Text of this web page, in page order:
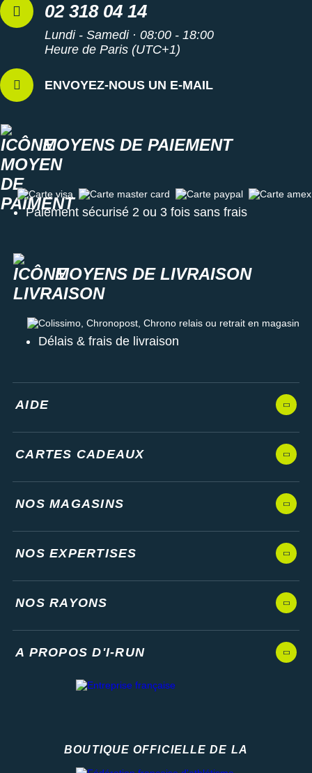
02 318 04 14
Lundi - Samedi · 08:00 - 18:00
Heure de Paris (UTC+1)
ENVOYEZ-NOUS UN E-MAIL
MOYENS DE PAIEMENT
Carte visa Carte master card Carte paypal Carte amex
Paiement sécurisé 2 ou 3 fois sans frais
MOYENS DE LIVRAISON
Colissimo, Chronopost, Chrono relais ou retrait en magasin
Délais & frais de livraison
AIDE
CARTES CADEAUX
NOS MAGASINS
NOS EXPERTISES
NOS RAYONS
A PROPOS D'I-RUN
BOUTIQUE OFFICIELLE DE LA